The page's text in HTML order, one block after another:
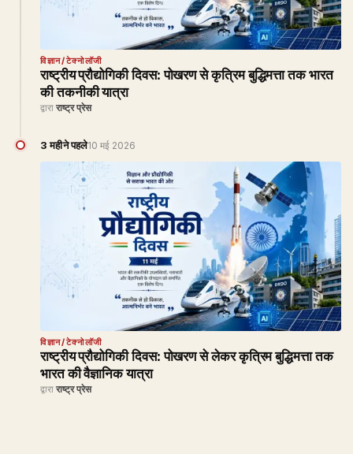
विज्ञान/टेक्नोलॉजी
राष्ट्रीय प्रौद्योगिकी दिवस: पोखरण से कृत्रिम बुद्धिमत्ता तक भारत
की तकनीकी यात्रा
द्वारा राष्ट्र प्रेस
3 महीने पहले10 मई 2026
विज्ञान/टेक्नोलॉजी
राष्ट्रीय प्रौद्योगिकी दिवस: पोखरण से लेकर कृत्रिम बुद्धिमत्ता तक
भारत की वैज्ञानिक यात्रा
द्वारा राष्ट्र प्रेस